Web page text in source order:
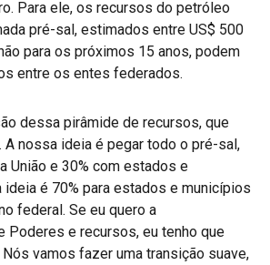
Para ele, os recursos do petróleo
pré-sal, estimados entre US$ 500
para os próximos 15 anos, podem
entre os entes federados.
dessa pirâmide de recursos, que
nossa ideia é pegar todo o pré-sal,
União e 30% com estados e
ideia é 70% para estados e municípios
federal. Se eu quero a
Poderes e recursos, eu tenho que
vamos fazer uma transição suave,